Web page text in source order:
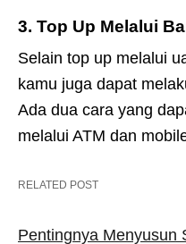
3. Top Up Melalui
Selain top up melalui
kamu juga dapat
Ada dua cara yang
melalui ATM dan
RELATED POST
Pentingnya Menyusun